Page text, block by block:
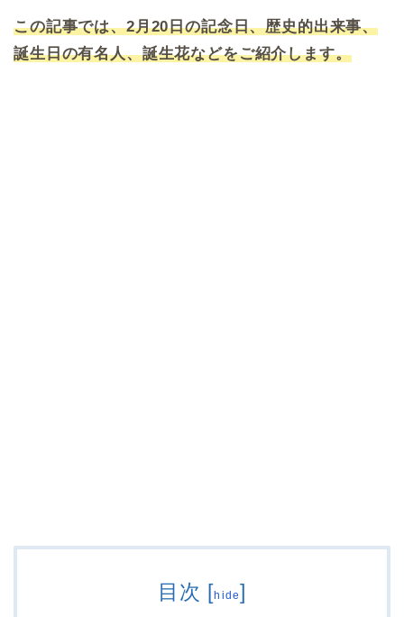
この記事では、2月20日の記念日、歴史的出来事、
誕生日の有名人、誕生花などをご紹介します。
目次 [hide]